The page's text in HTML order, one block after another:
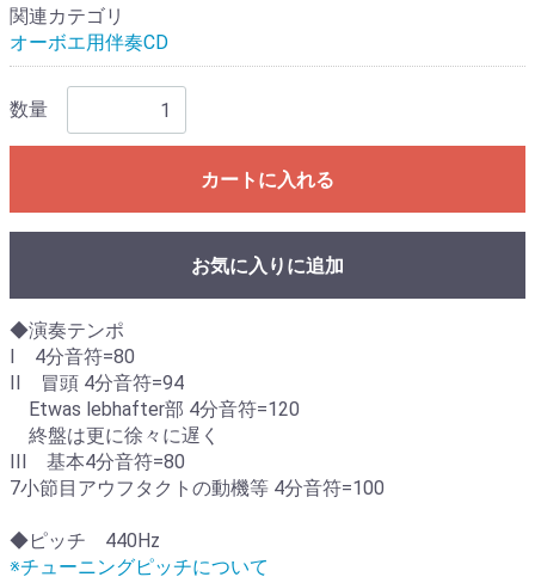
関連カテゴリ
オーボエ用伴奏CD
数量
カートに入れる
お気に入りに追加
◆演奏テンポ
I 4分音符=80
II 冒頭 4分音符=94
Etwas lebhafter部 4分音符=120
終盤は更に徐々に遅く
III 基本4分音符=80
7小節目アウフタクトの動機等 4分音符=100
◆ピッチ 440Hz
※チューニングピッチについて